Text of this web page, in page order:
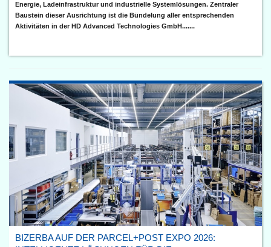
Energie, Ladeinfrastruktur und industrielle Systemlösungen. Zentraler
Baustein dieser Ausrichtung ist die Bündelung aller entsprechenden
Aktivitäten in der HD Advanced Technologies GmbH.......
BIZERBA AUF DER PARCEL+POST EXPO 2026: